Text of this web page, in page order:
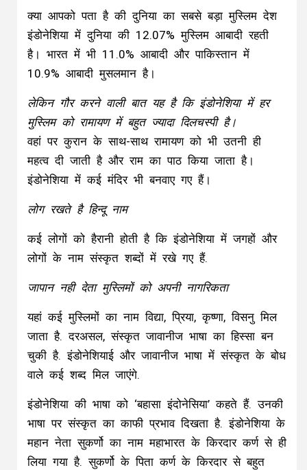
क्या आपको पता है की दुनिया का सबसे बड़ा मुस्लिम देश
इंडोनेशिया में दुनिया की 12.07% मुस्लिम आबादी रहती
है। भारत में भी 11.0% आबादी और पाकिस्तान में
10.9% आबादी मुसलमान है।
लेकिन गौर करने वाली बात यह है कि इंडोनेशिया में हर
मुस्लिम को रामायण में बहुत ज्यादा दिलचस्पी है।
वहां पर कुरान के साथ-साथ रामायण को भी उतनी ही
महत्व दी जाती है और राम का पाठ किया जाता है।
इंडोनेशिया में कई मंदिर भी बनवाए गए हैं।
लोग रखते है हिन्दू नाम
कई लोगों को हैरानी होती है कि इंडोनेशिया में जगहों और
लोगों के नाम संस्कृत शब्दों में रखे गए हैं.
जापान नही देता मुस्लिमों को अपनी नागरिकता
यहां कई मुस्लिमों का नाम विद्या, प्रिया, कृष्णा, विसनु मिल
जाता है. दरअसल, संस्कृत जावानीज भाषा का हिस्सा बन
चुकी है. इंडोनेशियाई और जावानीज भाषा में संस्कृत के बोध
वाले कई शब्द मिल जाएंगे.
इंडोनेशिया की भाषा को ‘बहासा इंदोनेसिया’ कहते हैं. उनकी
भाषा पर संस्कृत का काफी प्रभाव दिखता है. इंडोनेशिया के
महान नेता सुकर्णो का नाम महाभारत के किरदार कर्ण से ही
लिया गया है. सुकर्णो के पिता कर्ण के किरदार से बहुत